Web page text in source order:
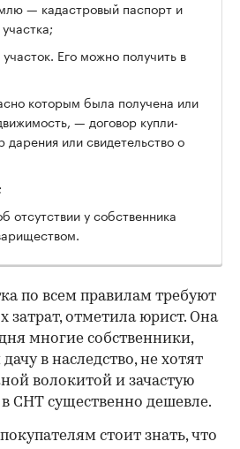
— кадастровый паспорт и
Его можно получить в
которым была получена или
— договор купли-
дарения или свидетельство о
отсутствии у собственника
по всем правилам требуют
отметила юрист. Она
многие собственники,
в наследство, не хотят
волокитой и зачастую
СНТ существенно дешевле.
стоит знать, что